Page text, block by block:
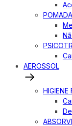
POMADA
AEROSSOL
HIGIENE